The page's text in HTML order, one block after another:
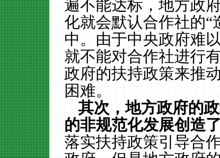
遍不能达标，地方政
化就会默认合作社的“
中。由于中央政府难
就不能对合作社进行
政府的扶持政策来推
困难。
其次，地方政府的
的非规范化发展创造
落实扶持政策引导合